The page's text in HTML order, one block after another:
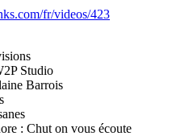
fr/videos/423
Studio
Barrois
: Chut on vous écoute